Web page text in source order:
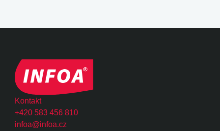
Kontakt
+420 583 456 810
infoa@infoa.cz